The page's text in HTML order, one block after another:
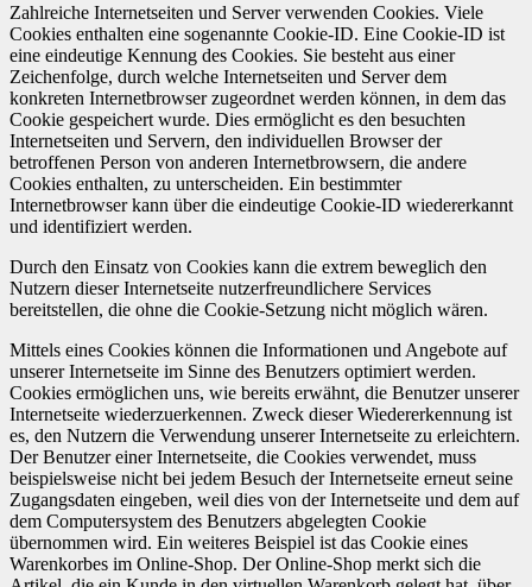
Zahlreiche Internetseiten und Server verwenden Cookies. Viele
Cookies enthalten eine sogenannte Cookie-ID. Eine Cookie-ID ist
eine eindeutige Kennung des Cookies. Sie besteht aus einer
Zeichenfolge, durch welche Internetseiten und Server dem
konkreten Internetbrowser zugeordnet werden können, in dem das
Cookie gespeichert wurde. Dies ermöglicht es den besuchten
Internetseiten und Servern, den individuellen Browser der
betroffenen Person von anderen Internetbrowsern, die andere
Cookies enthalten, zu unterscheiden. Ein bestimmter
Internetbrowser kann über die eindeutige Cookie-ID wiedererkannt
und identifiziert werden.
Durch den Einsatz von Cookies kann die extrem beweglich den
Nutzern dieser Internetseite nutzerfreundlichere Services
bereitstellen, die ohne die Cookie-Setzung nicht möglich wären.
Mittels eines Cookies können die Informationen und Angebote auf
unserer Internetseite im Sinne des Benutzers optimiert werden.
Cookies ermöglichen uns, wie bereits erwähnt, die Benutzer unserer
Internetseite wiederzuerkennen. Zweck dieser Wiedererkennung ist
es, den Nutzern die Verwendung unserer Internetseite zu erleichtern.
Der Benutzer einer Internetseite, die Cookies verwendet, muss
beispielsweise nicht bei jedem Besuch der Internetseite erneut seine
Zugangsdaten eingeben, weil dies von der Internetseite und dem auf
dem Computersystem des Benutzers abgelegten Cookie
übernommen wird. Ein weiteres Beispiel ist das Cookie eines
Warenkorbes im Online-Shop. Der Online-Shop merkt sich die